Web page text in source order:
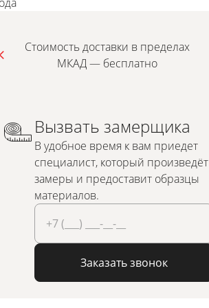
Стоимость доставки в пределах
МКАД — бесплатно
Вызвать замерщика
В удобное время к вам приедет
специалист, который произведёт
замеры и предоставит образцы
материалов.
Заказать звонок